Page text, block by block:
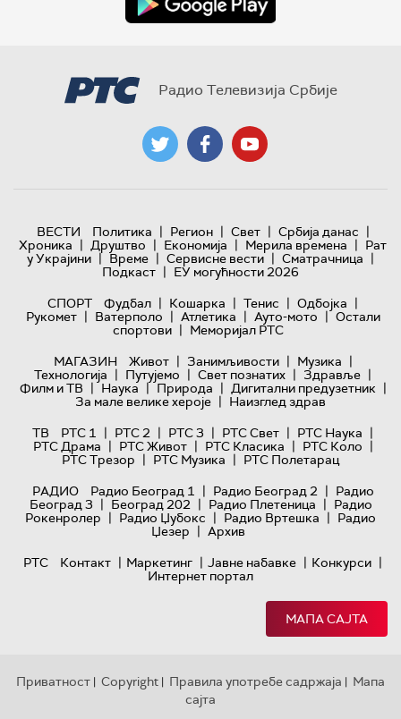
Радио Телевизија Србије
ВЕСТИ Политика | Регион | Свет | Србија данас |
Хроника | Друштво | Економија | Мерила времена | Рат
у Украјини | Време | Сервисне вести | Сматрачница |
Подкаст | ЕУ могућности 2026
СПОРТ
Фудбал | Кошарка | Тенис | Одбојка |
Рукомет | Ватерполо | Атлетика | Ауто-мото | Остали
спортови | Меморијал РТС
МАГАЗИН
Живот | Занимљивости | Музика |
Технологијa | Путујемо | Свет познатих | Здравље |
Филм и ТВ | Наука | Природа | Дигитални предузетник |
За мале велике хероје | Наизглед здрав
ТВ
РТС 1 | РТС 2 | РТС 3 | РТС Свет | РТС Наука |
РТС Драма | РТС Живот | РТС Класика | РТС Коло |
РТС Трезор | РТС Музика | РТС Полетарац
РАДИО
Радио Београд 1 | Радио Београд 2 | Радио
Београд 3 | Београд 202 | Радио Плетеница | Радио
Рокенролер | Радио Џубокс | Радио Вртешка | Радио
Џезер | Архив
РТС
Контакт | Маркетинг | Јавне набавке | Конкурси |
Интернет портал
МАПА САЈТА
Приватност | Copyright | Правила употребе садржаја | Мапа
сајта